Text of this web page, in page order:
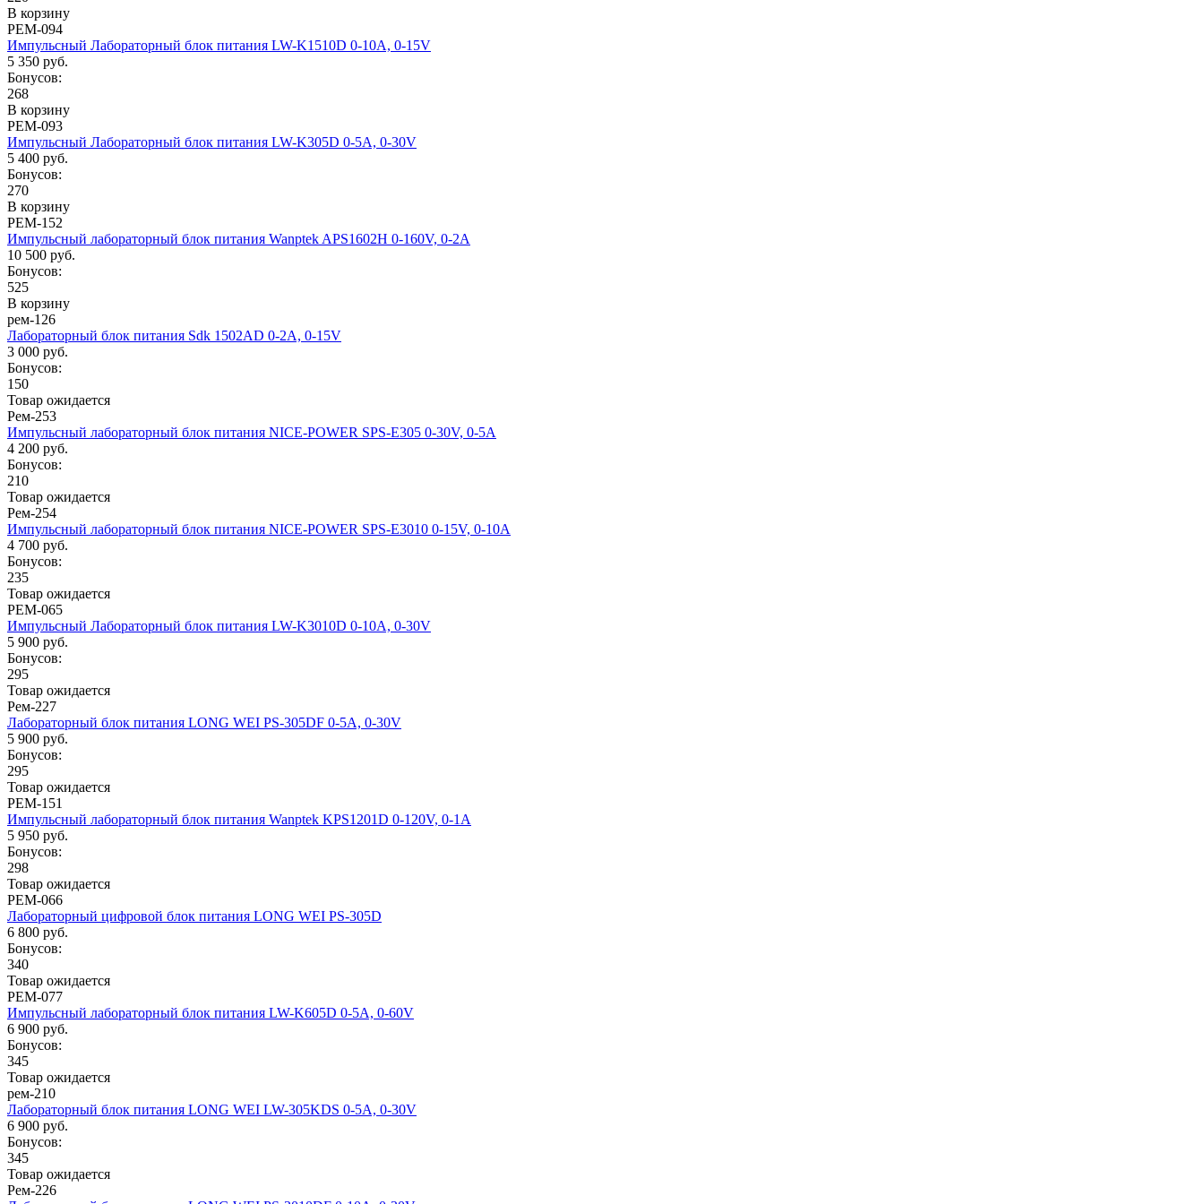
В корзину
РЕМ-094
Импульсный Лабораторный блок питания LW-K1510D 0-10А, 0-15V
5 350 руб.
Бонусов:
268
В корзину
РЕМ-093
Импульсный Лабораторный блок питания LW-K305D 0-5А, 0-30V
5 400 руб.
Бонусов:
270
В корзину
РЕМ-152
Импульсный лабораторный блок питания Wanptek APS1602H 0-160V, 0-2A
10 500 руб.
Бонусов:
525
В корзину
рем-126
Лабораторный блок питания Sdk 1502AD 0-2А, 0-15V
3 000 руб.
Бонусов:
150
Товар ожидается
Рем-253
Импульсный лабораторный блок питания NICE-POWER SPS-E305 0-30V, 0-5A
4 200 руб.
Бонусов:
210
Товар ожидается
Рем-254
Импульсный лабораторный блок питания NICE-POWER SPS-E3010 0-15V, 0-10A
4 700 руб.
Бонусов:
235
Товар ожидается
РЕМ-065
Импульсный Лабораторный блок питания LW-K3010D 0-10А, 0-30V
5 900 руб.
Бонусов:
295
Товар ожидается
Рем-227
Лабораторный блок питания LONG WEI PS-305DF 0-5А, 0-30V
5 900 руб.
Бонусов:
295
Товар ожидается
РЕМ-151
Импульсный лабораторный блок питания Wanptek KPS1201D 0-120V, 0-1A
5 950 руб.
Бонусов:
298
Товар ожидается
РЕМ-066
Лабораторный цифровой блок питания LONG WEI PS-305D
6 800 руб.
Бонусов:
340
Товар ожидается
РЕМ-077
Импульсный лабораторный блок питания LW-K605D 0-5А, 0-60V
6 900 руб.
Бонусов:
345
Товар ожидается
рем-210
Лабораторный блок питания LONG WEI LW-305KDS 0-5А, 0-30V
6 900 руб.
Бонусов:
345
Товар ожидается
Рем-226